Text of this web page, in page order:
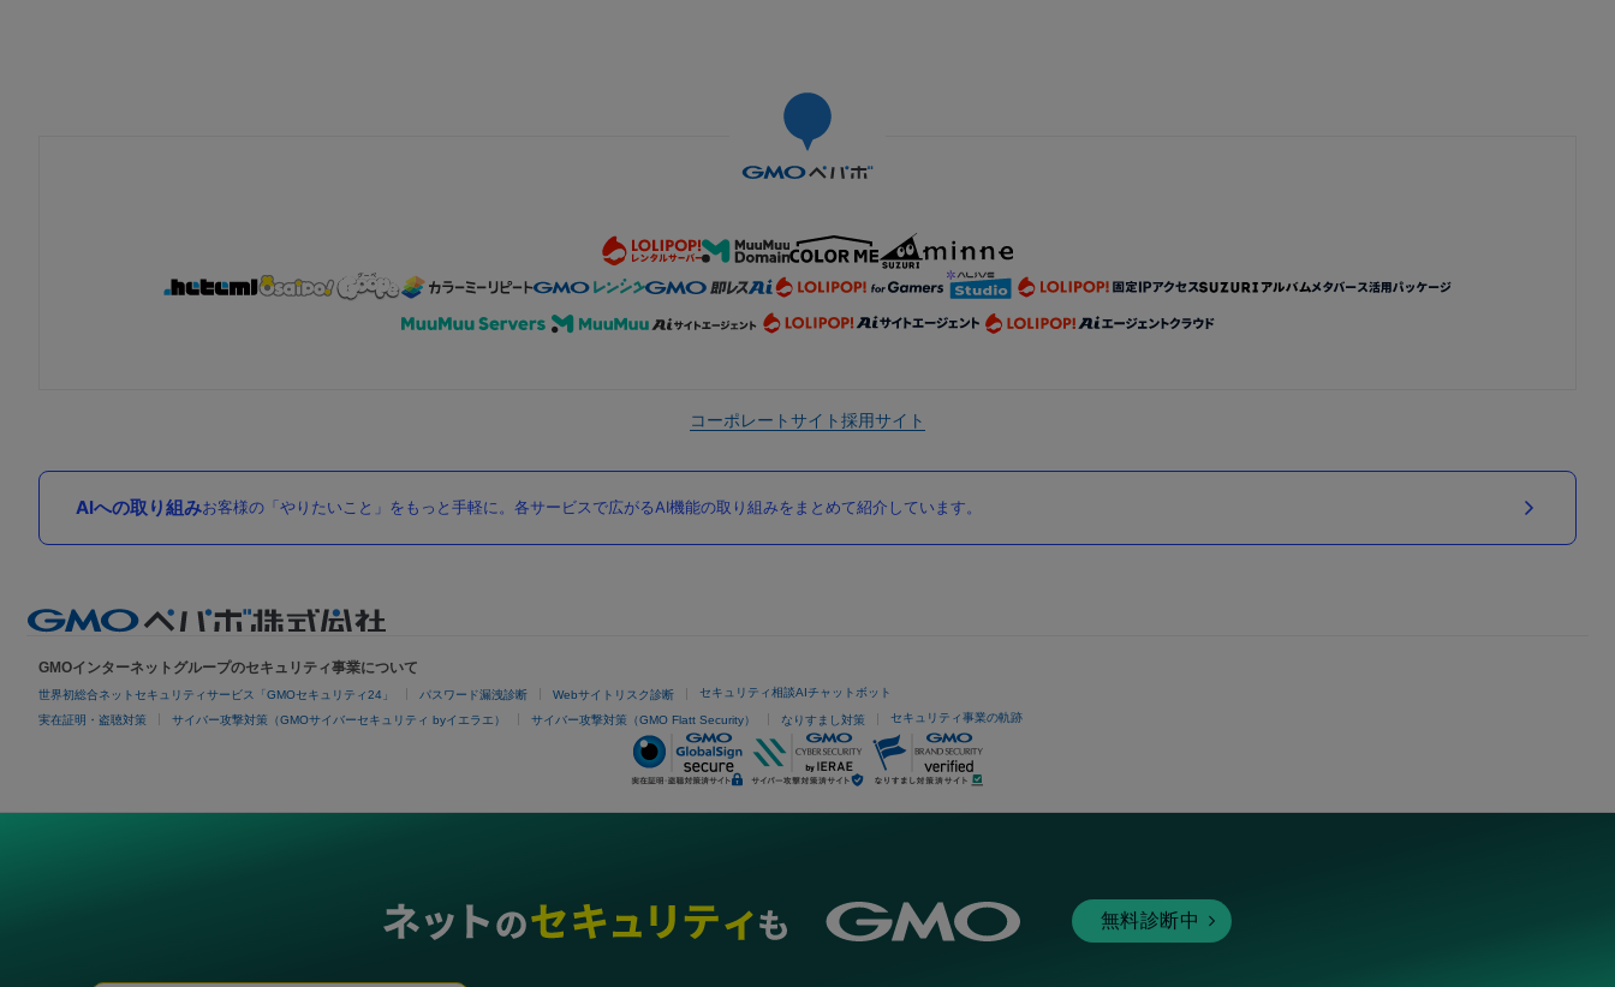
コーポレートサイト採用サイト
AIへの取り組みお客様の「やりたいこと」をもっと手軽に。各サービスで広がるAI機能の取り組みをまとめて紹介しています。
GMOインターネットグループのセキュリティ事業について
世界初総合ネットセキュリティサービス「GMOセキュリティ24」 パスワード漏洩診断 Webサイトリスク診断 セキュリティ相談AIチャットボット
実在証明・盗聴対策 サイバー攻撃対策（GMOサイバーセキュリティ byイエラエ） サイバー攻撃対策（GMO Flatt Security） なりすまし対策 セキュリティ事業の軌跡
無料診断中